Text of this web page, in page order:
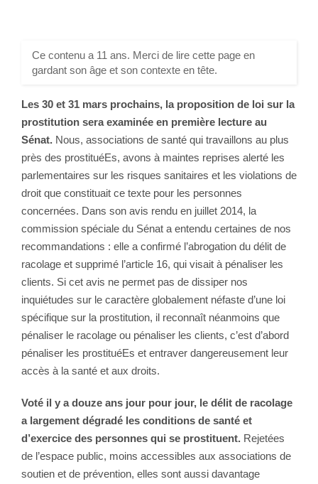
Ce contenu a 11 ans. Merci de lire cette page en
gardant son âge et son contexte en tête.
Les 30 et 31 mars prochains, la proposition de loi sur la
prostitution sera examinée en première lecture au
Sénat. Nous, associations de santé qui travaillons au plus
près des prostituéEs, avons à maintes reprises alerté les
parlementaires sur les risques sanitaires et les violations de
droit que constituait ce texte pour les personnes
concernées. Dans son avis rendu en juillet 2014, la
commission spéciale du Sénat a entendu certaines de nos
recommandations : elle a confirmé l’abrogation du délit de
racolage et supprimé l’article 16, qui visait à pénaliser les
clients. Si cet avis ne permet pas de dissiper nos
inquiétudes sur le caractère globalement néfaste d’une loi
spécifique sur la prostitution, il reconnaît néanmoins que
pénaliser le racolage ou pénaliser les clients, c’est d’abord
pénaliser les prostituéEs et entraver dangereusement leur
accès à la santé et aux droits.
Voté il y a douze ans jour pour jour, le délit de racolage
a largement dégradé les conditions de santé et
d’exercice des personnes qui se prostituent. Rejetées
de l’espace public, moins accessibles aux associations de
soutien et de prévention, elles sont aussi davantage